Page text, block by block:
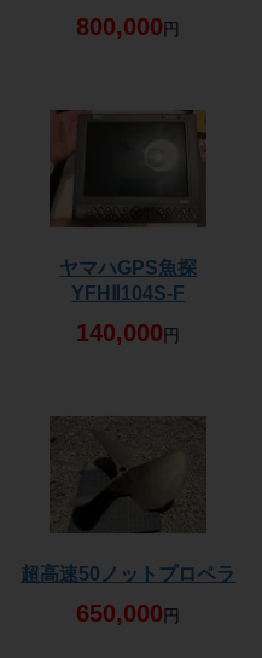
800,000 円
ヤマハGPS魚探
YFHⅡ104S-F
140,000 円
超高速50ノットプロペラ
650,000 円